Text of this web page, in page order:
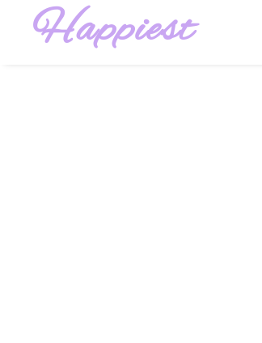
Happiest